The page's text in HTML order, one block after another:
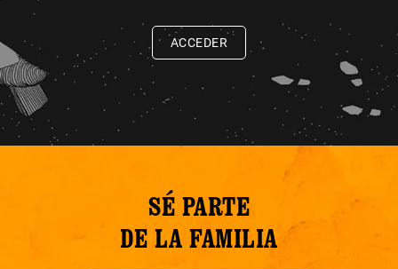
ACCEDER
SÉ PARTE
DE LA FAMILIA